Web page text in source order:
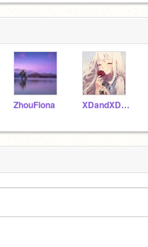
ZhouFiona XDandXDandXDagainXD